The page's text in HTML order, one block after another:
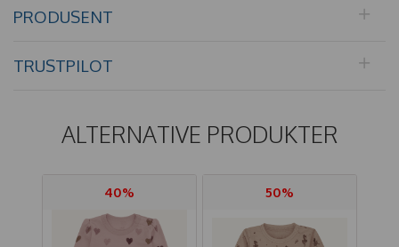
PRODUSENT
TRUSTPILOT
ALTERNATIVE PRODUKTER
40% 50%